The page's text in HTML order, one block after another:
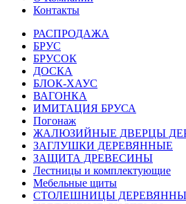
Контакты
РАСПРОДАЖА
БРУС
БРУСОК
ДОСКА
БЛОК-ХАУС
ВАГОНКА
ИМИТАЦИЯ БРУСА
Погонаж
ЖАЛЮЗИЙНЫЕ ДВЕРЦЫ
ЗАГЛУШКИ ДЕРЕВЯННЫЕ
ЗАЩИТА ДРЕВЕСИНЫ
Лестницы и комплектующие
Мебельные щиты
СТОЛЕШНИЦЫ